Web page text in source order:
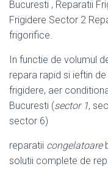
Bucuresti , Reparatii
Frigidere Sector 2
frigorifice.
In functie de volumul
repara rapid si ieftin
frigidere, aer
Bucuresti (sector 1,
sector 6)
reparatii congelatoare
solutii complete de